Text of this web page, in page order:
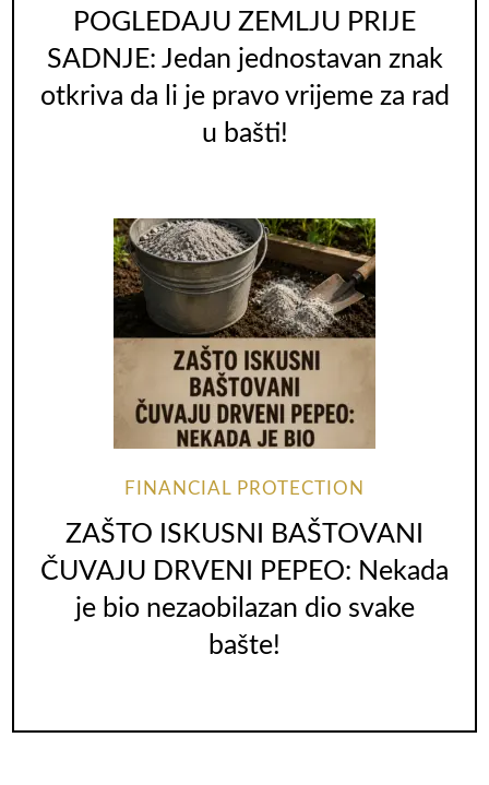
POGLEDAJU ZEMLJU PRIJE
SADNJE: Jedan jednostavan znak
otkriva da li je pravo vrijeme za rad
u bašti!
FINANCIAL PROTECTION
ZAŠTO ISKUSNI BAŠTOVANI
ČUVAJU DRVENI PEPEO: Nekada
je bio nezaobilazan dio svake
bašte!